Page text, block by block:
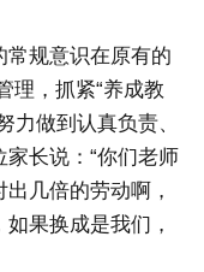
常规意识在原有的
理，抓紧“养成教
力做到认真负责、
长说：“你们老师
几倍的劳动啊，
果换成是我们，